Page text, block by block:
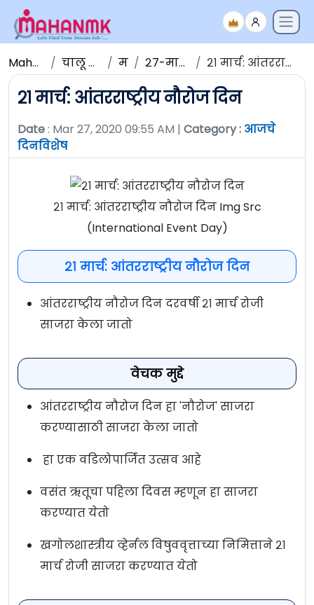
Maha NMK चालू घडामोडी मार्च २७-मार्च-२०२० २१ मार्च: आंतरराष्ट्रीय नौरोज दिन
२१ मार्च: आंतरराष्ट्रीय नौरोज दिन
Date: Mar 27, 2020 09:55 AM | Category : आजचे
दिनविशेष
२१ मार्च: आंतरराष्ट्रीय नौरोज दिन Img Src
(International Event Day)
२१ मार्च: आंतरराष्ट्रीय नौरोज दिन
आंतरराष्ट्रीय नौरोज दिन दरवर्षी २१ मार्च रोजी
साजरा केला जातो
वेचक मुद्दे
आंतरराष्ट्रीय नौरोज दिन हा 'नौरोज' साजरा
करण्यासाठी साजरा केला जातो
हा एक वडिलोपार्जित उत्सव आहे
वसंत ऋतूचा पहिला दिवस म्हणून हा साजरा
करण्यात येतो
खगोलशास्त्रीय व्हेर्नल विषुववृत्ताच्या निमित्ताने २१
मार्च रोजी साजरा करण्यात येतो